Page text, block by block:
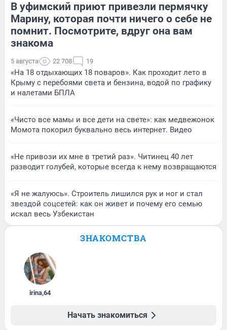
В уфимский приют привезли пермячку
Марину, которая почти ничего о себе не
помнит. Посмотрите, вдруг она вам
знакома
5 августа 22 708 19
«На 18 отдыхающих 18 поваров». Как проходит лето в
Крыму с перебоями света и бензина, водой по графику
и налетами БПЛА
«Чисто все мамы и все дети на свете»: как медвежонок
Момота покорил буквально весь интернет. Видео
«Не привози их мне в третий раз». Читинец 40 лет
разводит голубей, которые всегда к нему возвращаются
«Я не жалуюсь». Строитель лишился рук и ног и стал
звездой соцсетей: как он живет и почему его семью
искал весь Узбекистан
ЗНАКОМСТВА
irina,64
Начать знакомиться